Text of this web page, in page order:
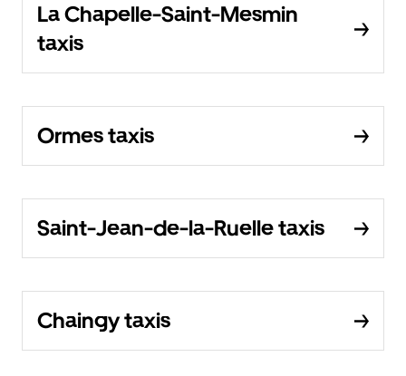
La Chapelle-Saint-Mesmin
taxis
Ormes taxis
Saint-Jean-de-la-Ruelle taxis
Chaingy taxis